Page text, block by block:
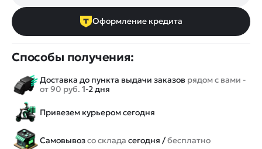
Оформление кредита
Способы получения:
Доставка до пункта выдачи заказов рядом с вами -
от 90 руб. 1-2 дня
Привезем курьером сегодня
Самовывозсо склада сегодня /бесплатно